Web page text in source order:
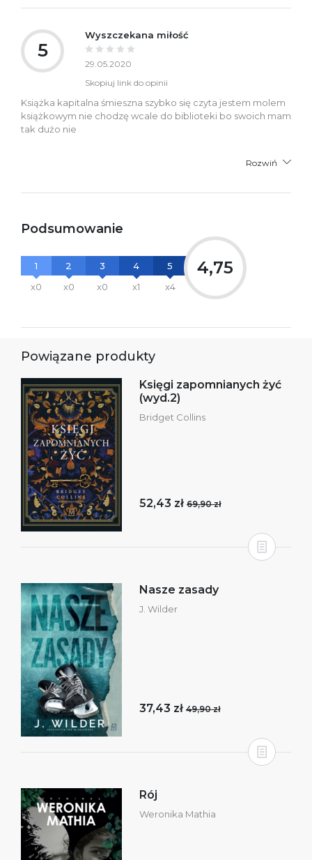
5
Wyszczekana miłość
29.05.2020
Skopiuj link do opinii
Książka kapitalna śmieszna szybko się czyta jestem molem
książkowym nie chodzę wcale do biblioteki bo swoich mam
tak dużo nie
Rozwiń
Podsumowanie
1
x0
2
x0
3
x0
4
x1
5
x4
4,75
Powiązane produkty
Księgi zapomnianych żyć
(wyd.2)
Bridget Collins
52,43 zł 69,90 zł
Nasze zasady
J. Wilder
37,43 zł 49,90 zł
Rój
Weronika Mathia